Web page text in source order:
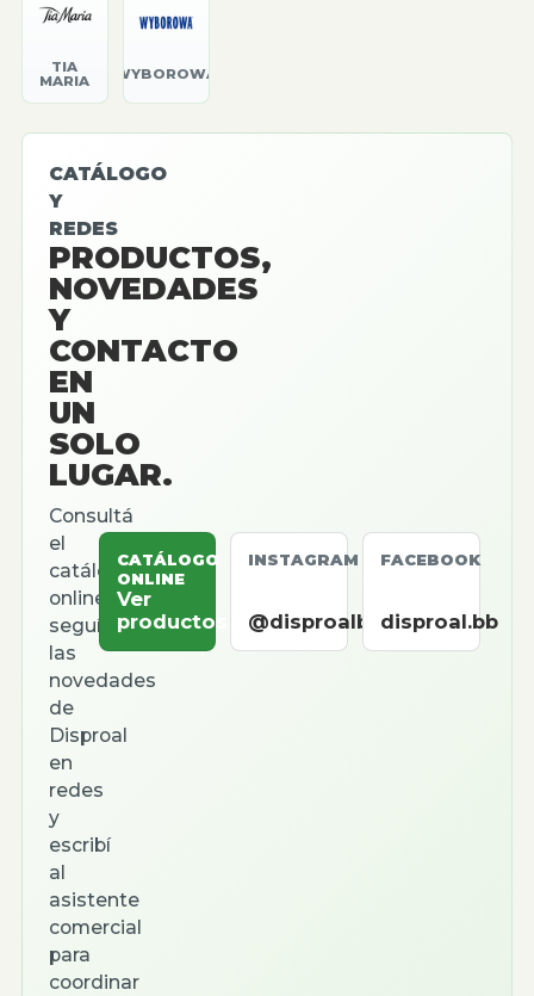
TIA
MARIA
WYBOROWA
CATÁLOGO
Y
REDES
PRODUCTOS,
NOVEDADES
Y
CONTACTO
EN
UN
SOLO
LUGAR.
Consultá
el
catálogo
online,
seguí
las
novedades
de
Disproal
en
redes
y
escribí
al
asistente
comercial
para
coordinar
CATÁLOGO
ONLINE
Ver
productos
INSTAGRAM
@disproalbb
FACEBOOK
disproal.bb